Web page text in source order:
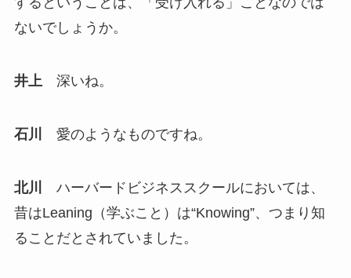
ないでしょうか。
井上深いね。
石川 愛のようなものですね。
北川
ハーバードビジネススクールにおいては、
昔はLeaning（学ぶこと）は“Knowing”、つまり知
ることだとされていました。